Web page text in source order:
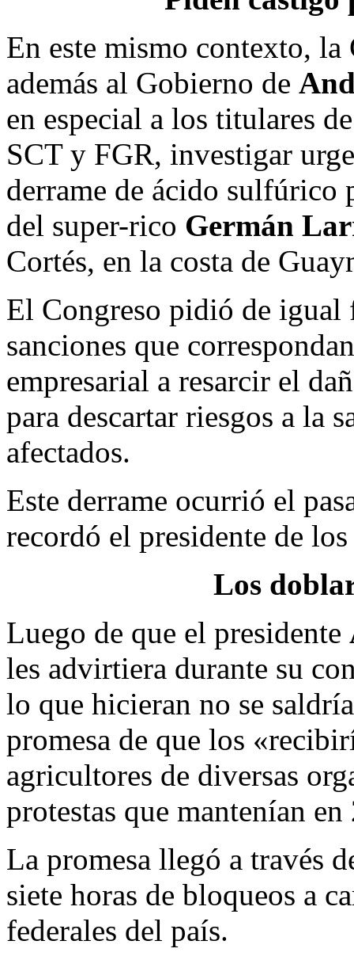
En este mismo contexto,
además al Gobierno de
en especial a los titulares
SCT y FGR, investigar
derrame de ácido
del super-rico Germán
Cortés, en la costa de
El Congreso pidió de
sanciones que
empresarial a resarcir el
para descartar riesgos a la
afectados.
Este derrame ocurrió el
recordó el presidente de
Los
Luego de que el presidente
les advirtiera durante su
lo que hicieran no se
promesa de que los
agricultores de diversas
protestas que mantenían en
La promesa llegó a través
siete horas de bloqueos a
federales del país.